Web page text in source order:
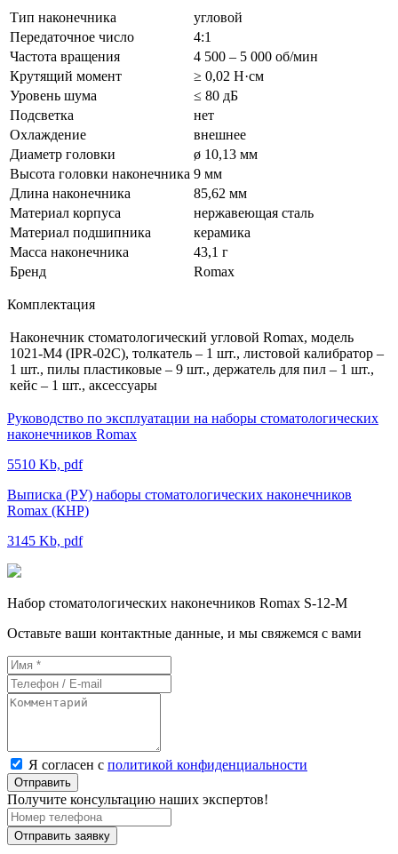
Тип наконечника
угловой
Передаточное число
4:1
Частота вращения
4 500 – 5 000 об/мин
Крутящий момент
≥ 0,02 Н·см
Уровень шума
≤ 80 дБ
Подсветка
нет
Охлаждение
внешнее
Диаметр головки
ø 10,13 мм
Высота головки наконечника 9 мм
Длина наконечника
85,62 мм
Материал корпуса
нержавеющая сталь
Материал подшипника
керамика
Масса наконечника
43,1 г
Бренд
Romax
Комплектация
Наконечник стоматологический угловой Romax, модель
1021-M4 (IPR-02C), толкатель – 1 шт., листовой калибратор –
1 шт., пилы пластиковые – 9 шт., держатель для пил – 1 шт.,
кейс – 1 шт., аксессуары
Руководство по эксплуатации на наборы стоматологических
наконечников Romax
5510 Kb, pdf
Выписка (РУ) наборы стоматологических наконечников
Romax (КНР)
3145 Kb, pdf
Набор стоматологических наконечников Romax S-12-М
Оставьте ваши контактные данные, и мы свяжемся с вами
Я согласен с политикой конфиденциальности
Отправить
Получите консультацию наших экспертов!
Отправить заявку